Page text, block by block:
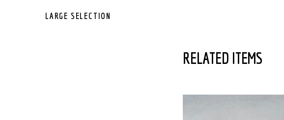
RELATED ITEMS
LARGE SELECTION